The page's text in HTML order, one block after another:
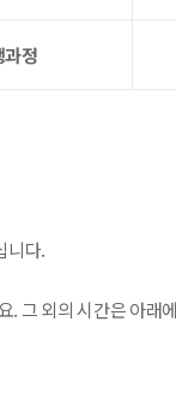
과정
니다.
그 외의 시간은 아래